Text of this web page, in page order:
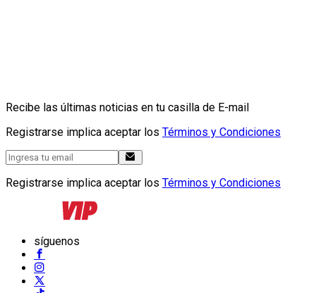
Recibe las últimas noticias en tu casilla de E-mail
Registrarse implica aceptar los Términos y Condiciones
Registrarse implica aceptar los Términos y Condiciones
síguenos